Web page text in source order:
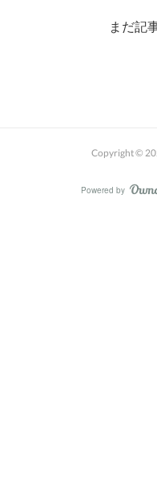
まだ記
Copyright ©
Powered by